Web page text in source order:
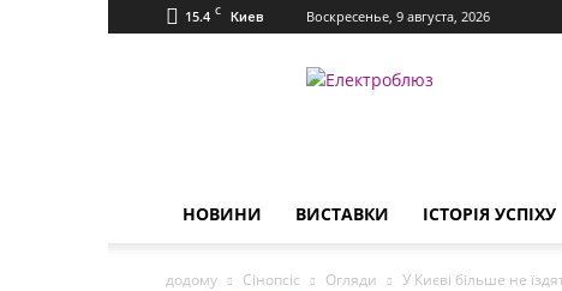
15.4 C Киев Воскресенье, 9 августа, 2026
Електроблюз
НОВИНИ ВИСТАВКИ ІСТОРІЯ УСПІХУ
додому Сінопсіс Огляди У Києві більше не